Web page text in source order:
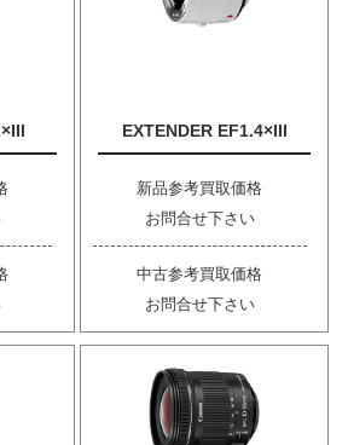
EXTENDER EF1.4×III
新品参考買取価格
お問合せ下さい
中古参考買取価格
お問合せ下さい